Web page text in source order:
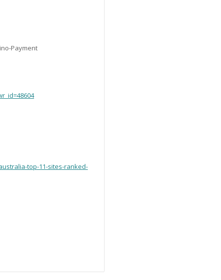
Payment
top-11-sites-ranked-